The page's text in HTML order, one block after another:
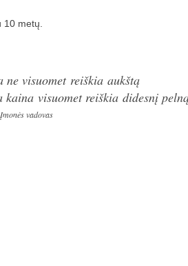
metų.
ne visuomet reiškia aukštą
kaina visuomet reiškia didesnį
vadovas